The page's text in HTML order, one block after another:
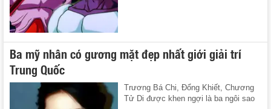
Ba mỹ nhân có gương mặt đẹp nhất giới giải trí
Trung Quốc
Trương Bá Chi, Đổng Khiết, Chương
Tử Di được khen ngợi là ba ngôi sao